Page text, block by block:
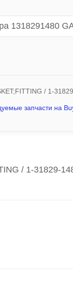
1318291480
/ 1-
запчасти на
/ 1-31829-